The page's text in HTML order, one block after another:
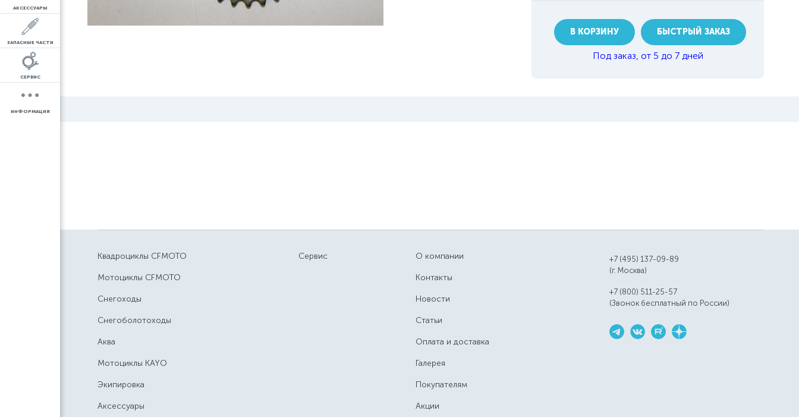
АКСЕССУАРЫ
ЗАПАСНЫЕ ЧАСТИ
СЕРВИС
ИНФОРМАЦИЯ
В КОРЗИНУ БЫСТРЫЙ ЗАКАЗ
Под заказ, от 5 до 7 дней
Квадроциклы CFMOTO
Мотоциклы CFMOTO
Снегоходы
Снегоболотоходы
Аква
Мотоциклы KAYO
Экипировка
Аксессуары
Сервис О компании
Контакты
Новости
Статьи
Оплата и доставка
Галерея
Покупателям
Акции
+7 (495) 137-09-89
(г. Москва)
+7 (800) 511-25-57
(Звонок бесплатный по России)